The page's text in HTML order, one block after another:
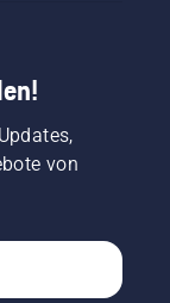
von